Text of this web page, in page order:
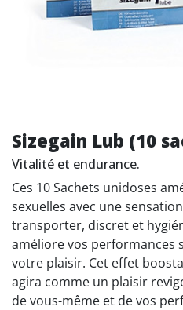
Sizegain Lub (10
Vitalité et endurance.
Ces 10 Sachets unidoses
sexuelles avec une
transporter, discret et
améliore vos performances
votre plaisir. Cet effet
agira comme un plaisir
de vous-même et de vos